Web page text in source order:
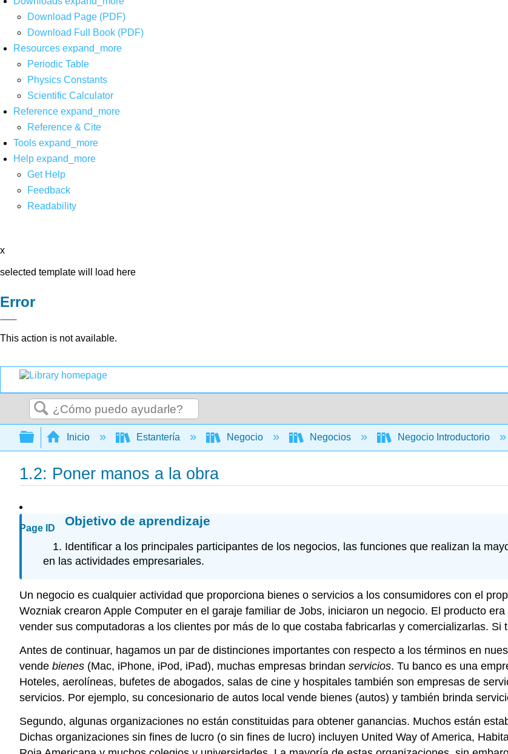
Download Page (PDF)
Download Full Book (PDF)
Resources expand_more
Periodic Table
Physics Constants
Scientific Calculator
Reference expand_more
Reference & Cite
Tools expand_more
Help expand_more
Get Help
Feedback
Readability
x
selected template will load here
Error
This action is not available.
Buscar
Expandir/contraer jerarquía global
Inicio Estantería Negocio Negocios Negocio Introductorio
1.2: Poner manos a la obra
Page ID
Objetivo de aprendizaje
Identificar a los principales participantes de los negocios, las funciones que realizan la
en las actividades empresariales.
Un negocio es cualquier actividad que proporciona bienes o servicios a los consumidores con el
Wozniak crearon Apple Computer en el garaje familiar de Jobs, iniciaron un negocio. El producto
vender sus computadoras a los clientes por más de lo que costaba fabricarlas y comercializarlas.
Antes de continuar, hagamos un par de distinciones importantes con respecto a los términos en
vende bienes (Mac, iPhone, iPod, iPad), muchas empresas brindan servicios. Tu banco es una
Hoteles, aerolíneas, bufetes de abogados, salas de cine y hospitales también son empresas de
servicios. Por ejemplo, su concesionario de autos local vende bienes (autos) y también brinda
Segundo, algunas organizaciones no están constituidas para obtener ganancias. Muchos están
Dichas organizaciones sin fines de lucro (o sin fines de lucro) incluyen United Way of America,